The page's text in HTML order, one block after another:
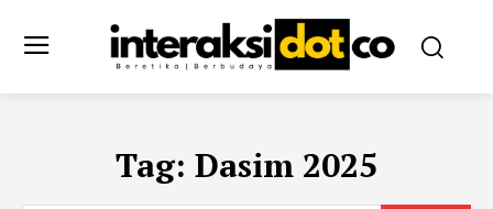
Tag: Dasim 2025